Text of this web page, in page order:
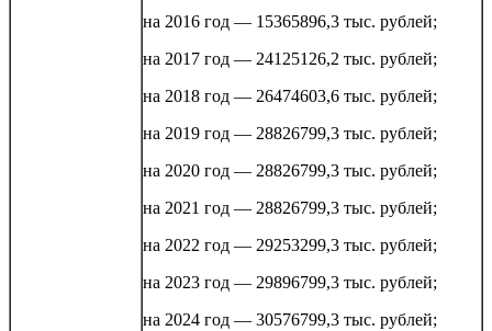
на 2016 год — 15365896,3 тыс. рублей;
на 2017 год — 24125126,2 тыс. рублей;
на 2018 год — 26474603,6 тыс. рублей;
на 2019 год — 28826799,3 тыс. рублей;
на 2020 год — 28826799,3 тыс. рублей;
на 2021 год — 28826799,3 тыс. рублей;
на 2022 год — 29253299,3 тыс. рублей;
на 2023 год — 29896799,3 тыс. рублей;
на 2024 год — 30576799,3 тыс. рублей;